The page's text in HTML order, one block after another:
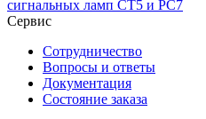
сигнальных ламп CT5 и PC7
Сервис
Сотрудничество
Вопросы и ответы
Документация
Состояние заказа